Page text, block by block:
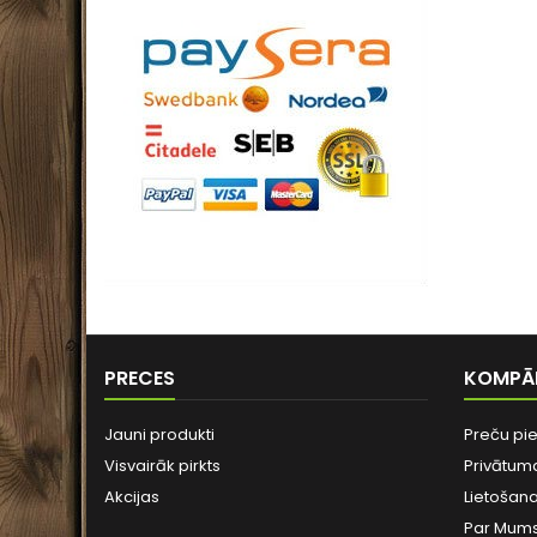
PRECES
Jauni produkti
Visvairāk pirkts
Akcijas
Preču
Par